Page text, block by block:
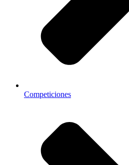
Competiciones